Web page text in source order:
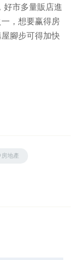
好市多量販店進
，想要赢得房
腳步可得加快
房地產